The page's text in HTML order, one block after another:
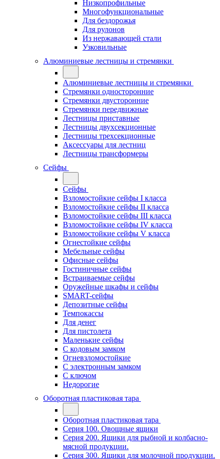
Низкопрофильные
Многофункциональные
Для бездорожья
Для рулонов
Из нержавающей стали
Узковильные
Алюминиевые лестницы и стремянки
Алюминиевые лестницы и стремянки
Стремянки односторонние
Стремянки двусторонние
Стремянки передвижные
Лестницы приставные
Лестницы двухсекционные
Лестницы трехсекционные
Аксессуары для лестниц
Лестницы трансформеры
Сейфы
Сейфы
Взломостойкие сейфы I класса
Взломостойкие сейфы II класса
Взломостойкие сейфы III класса
Взломостойкие сейфы IV класса
Взломостойкие сейфы V класса
Огнестойкие сейфы
Мебельные сейфы
Офисные сейфы
Гостиничные сейфы
Встраиваемые сейфы
Оружейные шкафы и сейфы
SMART-сейфы
Депозитные сейфы
Темпокассы
Для денег
Для пистолета
Маленькие сейфы
С кодовым замком
Огневзломостойкие
С электронным замком
С ключом
Недорогие
Оборотная пластиковая тара
Оборотная пластиковая тара
Серия 100. Овощные ящики
Серия 200. Ящики для рыбной и колбасно-
мясной продукции.
Серия 300. Ящики для молочной продукции.